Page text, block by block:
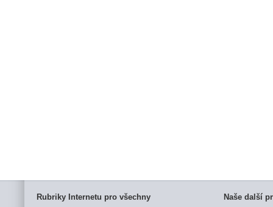
Rubriky Internetu pro všechny Naše další